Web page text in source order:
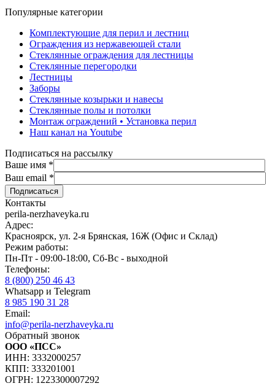
Популярные категории
Комплектующие для перил и лестниц
Ограждения из нержавеющей стали
Стеклянные ограждения для лестницы
Стеклянные перегородки
Лестницы
Заборы
Стеклянные козырьки и навесы
Стеклянные полы и потолки
Монтаж ограждений • Установка перил
Наш канал на Youtube
Подписаться на рассылку
Ваше имя *
Ваш email *
Контакты
perila-nerzhaveyka.ru
Адрес:
Красноярск, ул. 2-я Брянская, 16Ж (Офис и Склад)
Режим работы:
Пн-Пт - 09:00-18:00, Сб-Вс - выходной
Телефоны:
8 (800) 250 46 43
Whatsapp и Telegram
8 985 190 31 28
Email:
info@perila-nerzhaveyka.ru
Обратный звонок
ООО «ПСС»
ИНН: 3332000257
КПП: 333201001
ОГРН: 1223300007292